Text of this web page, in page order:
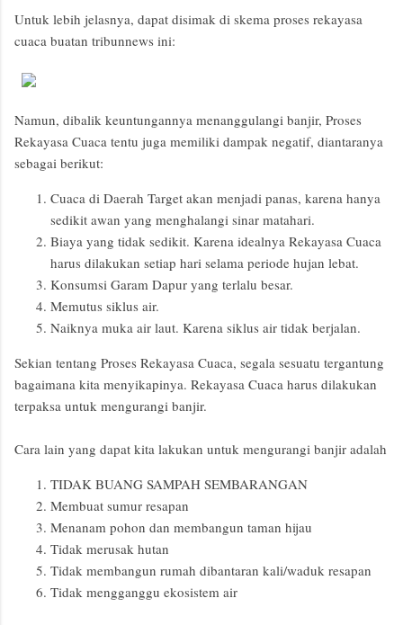
Untuk lebih jelasnya, dapat disimak di skema proses rekayasa
cuaca buatan tribunnews ini:
Namun, dibalik keuntungannya menanggulangi banjir, Proses
Rekayasa Cuaca tentu juga memiliki dampak negatif, diantaranya
sebagai berikut:
Cuaca di Daerah Target akan menjadi panas, karena hanya
sedikit awan yang menghalangi sinar matahari.
Biaya yang tidak sedikit. Karena idealnya Rekayasa Cuaca
harus dilakukan setiap hari selama periode hujan lebat.
Konsumsi Garam Dapur yang terlalu besar.
Memutus siklus air.
Naiknya muka air laut. Karena siklus air tidak berjalan.
Sekian tentang Proses Rekayasa Cuaca, segala sesuatu tergantung
bagaimana kita menyikapinya. Rekayasa Cuaca harus dilakukan
terpaksa untuk mengurangi banjir.
Cara lain yang dapat kita lakukan untuk mengurangi banjir adalah
TIDAK BUANG SAMPAH SEMBARANGAN
Membuat sumur resapan
Menanam pohon dan membangun taman hijau
Tidak merusak hutan
Tidak membangun rumah dibantaran kali/waduk resapan
Tidak mengganggu ekosistem air